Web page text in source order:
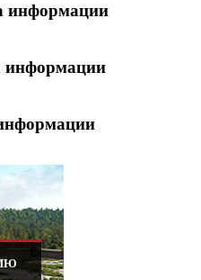
информации
информации